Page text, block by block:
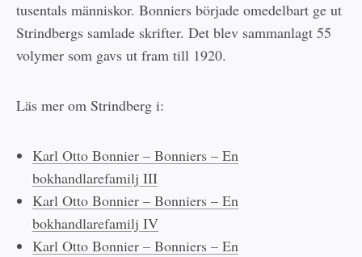
tusentals människor. Bonniers började omedelbart ge ut
Strindbergs samlade skrifter. Det blev sammanlagt 55
volymer som gavs ut fram till 1920.
Läs mer om Strindberg i:
Karl Otto Bonnier – Bonniers – En
bokhandlarefamilj III
Karl Otto Bonnier – Bonniers – En
bokhandlarefamilj IV
Karl Otto Bonnier – Bonniers – En